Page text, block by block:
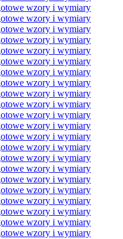
wzory i wymiary
wzory i wymiary
wzory i wymiary
wzory i wymiary
wzory i wymiary
wzory i wymiary
wzory i wymiary
wzory i wymiary
wzory i wymiary
wzory i wymiary
wzory i wymiary
wzory i wymiary
wzory i wymiary
wzory i wymiary
wzory i wymiary
wzory i wymiary
wzory i wymiary
wzory i wymiary
wzory i wymiary
wzory i wymiary
wzory i wymiary
wzory i wymiary